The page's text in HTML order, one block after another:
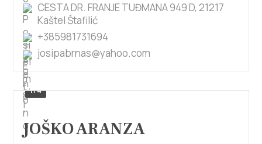
CESTA DR. FRANJE TUĐMANA 949 D, 21217
Kaštel Štafilić
+385981731694
josipabrnas@yahoo.com
1/4
JOŠKO ARANZA